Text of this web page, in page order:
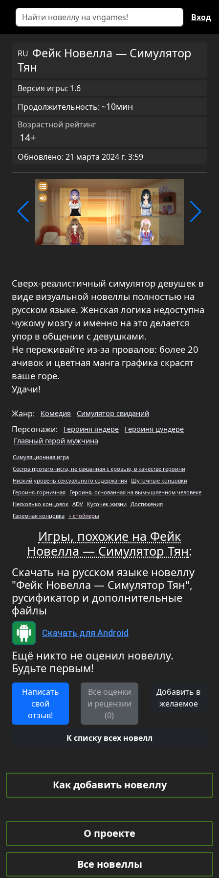
Вход
RU Фейк Новелла — Симулятор
Тян
Версия игры: 1.6
Продолжительность: ~10мин
Возрастной рейтинг
14+
Обновлено: 21 марта 2024 г. 3:59
Сверх-реалистичный симулятор девушек в
виде визуальной новеллы полностью на
русском языке. Женская логика недоступна
чужому мозгу и именно на это делается
упор в общении с девушками.
Не переживайте из-за провалов: более 20
ачивок и цветная манга графика скрасят
ваше горе.
Удачи!
Жанр: Комедия Симулятор свиданий
Персонажи: Героиня яндере
Героиня цундере
Главный герой мужчина
Симуляционная игра
Сестра протагониста, не связанная с кровью, в качестве героини
Низкий уровень сексуального содержания Шуточные концовки
Героиня-горничная Героиня, основанная на вымышленном человеке
Несколько концовок ADV Кусочек жизни Достижения
Гаремная концовка + спойлеры
Игры, похожие на Фейк
Новелла — Симулятор Тян:
Скачать на русском языке новеллу
"Фейк Новелла — Симулятор Тян",
русификатор и дополнительные
файлы
Скачать для Android
Ещё никто не оценил новеллу.
Будьте первым!
Написать
свой
отзыв!
Все оценки
и рецензии
(0)
Добавить в
желаемое
К списку всех новелл
Как добавить новеллу
О проекте
Все новеллы